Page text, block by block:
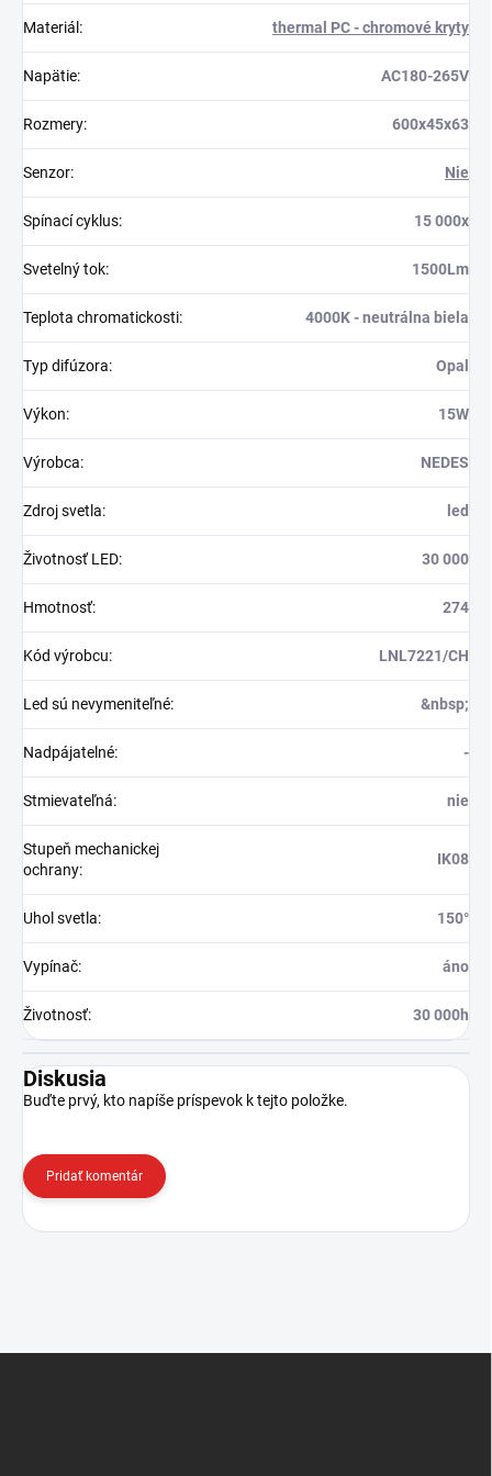
Materiál : thermal PC - chromové kryty
Napätie: AC180-265V
Rozmery: 600x45x63
Senzor: Nie
Spínací cyklus: 15 000x
Svetelný tok: 1500Lm
Teplota chromatickosti: 4000K - neutrálna biela
Typ difúzora: Opal
Výkon: 15W
Výrobca: NEDES
Zdroj svetla: led
Životnosť LED: 30 000
Hmotnosť: 274
Kód výrobcu: LNL7221/CH
Led sú nevymeniteľné: &nbsp;
Nadpájatelné: -
Stmievateľná: nie
Stupeň mechanickej
ochrany:
IK08
Uhol svetla: 150°
Vypínač: áno
Životnosť: 30 000h
Diskusia
Buďte prvý, kto napíše príspevok k tejto položke.
Pridať komentár